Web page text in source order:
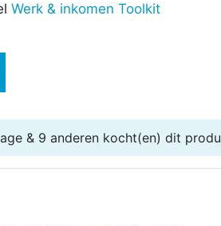
Werk & inkomen Toolkit
& 9 anderenkocht(en) dit